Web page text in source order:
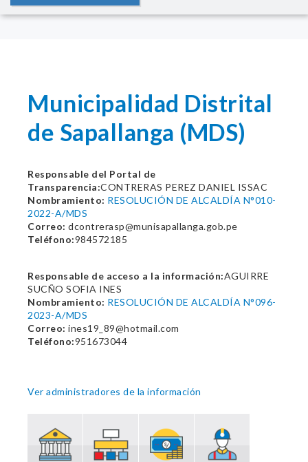
Municipalidad Distrital
de Sapallanga (MDS)
Responsable del Portal de
Transparencia:CONTRERAS PEREZ DANIEL ISSAC
Nombramiento: RESOLUCIÓN DE ALCALDÍA N°010-
2022-A/MDS
Correo: dcontrerasp@munisapallanga.gob.pe
Teléfono:984572185
Responsable de acceso a la información:AGUIRRE
SUCÑO SOFIA INES
Nombramiento: RESOLUCIÓN DE ALCALDÍA N°096-
2023-A/MDS
Correo: ines19_89@hotmail.com
Teléfono:951673044
Ver administradores de la información